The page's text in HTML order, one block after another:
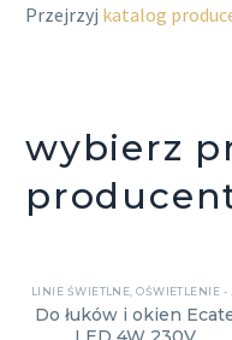
Przejrzyj katalog
wybierz
LINIE ŚWIETLNE,OŚWIETLENIE - LAMPY
Do łuków i okien